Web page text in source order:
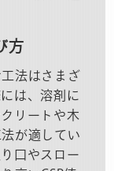
方
法はさまざ
は、溶剤に
リートや木
が適してい
口やスロー